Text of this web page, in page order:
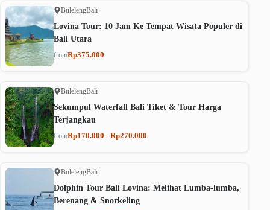
BulelengBali
Lovina Tour: 10 Jam Ke Tempat Wisata Populer di
Bali Utara
fromRp375.000
BulelengBali
Sekumpul Waterfall Bali Tiket & Tour Harga
Terjangkau
fromRp170.000 - Rp270.000
BulelengBali
Dolphin Tour Bali Lovina: Melihat Lumba-lumba,
Berenang & Snorkeling